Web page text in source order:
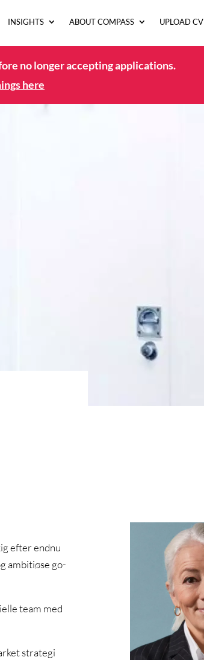
INSIGHTS ABOUT COMPASS UPLOAD CV
no longer accepting applications.
here
efter endnu
ambitiøse go-
team med
strategi